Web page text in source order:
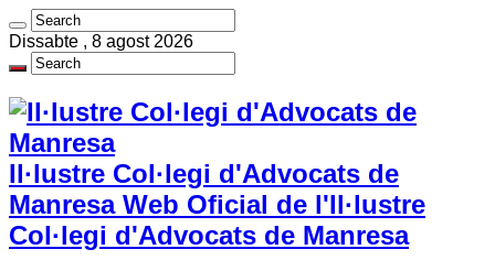
Dissabte , 8 agost 2026
Il·lustre Col·legi d'Advocats de
Manresa Web Oficial de l'Il·lustre
Col·legi d'Advocats de Manresa